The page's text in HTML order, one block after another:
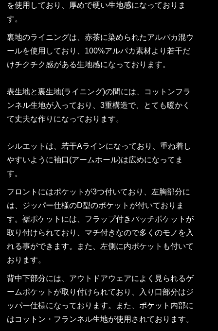
を使用しており、厚めで硬い生地感になっておりま
す。
裏地のライニングは、赤茶に染められたアルパカ混ウ
ールを使用しており、100%アルパカ素材より若干だ
けチクチク感がある生地感になっております。
表生地と裏生地(ライニング)の間には、コットンフラ
ンネル生地が入っており、3重構造で、とても暖かく
て丈夫な作りになっております。
シルエットは、若干Aラインになっており、重ね着し
やすいように袖口(アームホール)は広めになってま
す。
フロントにはポケットが3つ付いており、左胸部分に
は、ジッパー仕様のD型のポケットが付いておりま
す。裾ポケットには、フラップ付きパッチポケットが
取り付けられており、マチ付きなので多くのモノを入
れる事ができます。また、左側に内ポケットも付いて
おります。
背中下部分には、アウトドアウェアによく見られるゲ
ームポケットが取り付けられており、入り口部分はジ
ッパー仕様になっております。また、ポケット内部に
はコットン・フランネル生地が使用されております。